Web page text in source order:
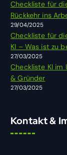
h
:
Checkliste für
Rückkehr ins
29/04/2025
Checkliste für
KI – Was ist zu
27/03/2025
Checkliste KI im
& Gründer
27/03/2025
Kontakt &